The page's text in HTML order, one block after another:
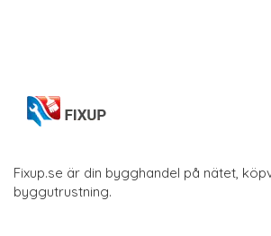
Fixup.se är din bygghandel på nätet,
byggutrustning.